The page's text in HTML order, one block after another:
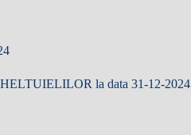
la data 31-12-2024